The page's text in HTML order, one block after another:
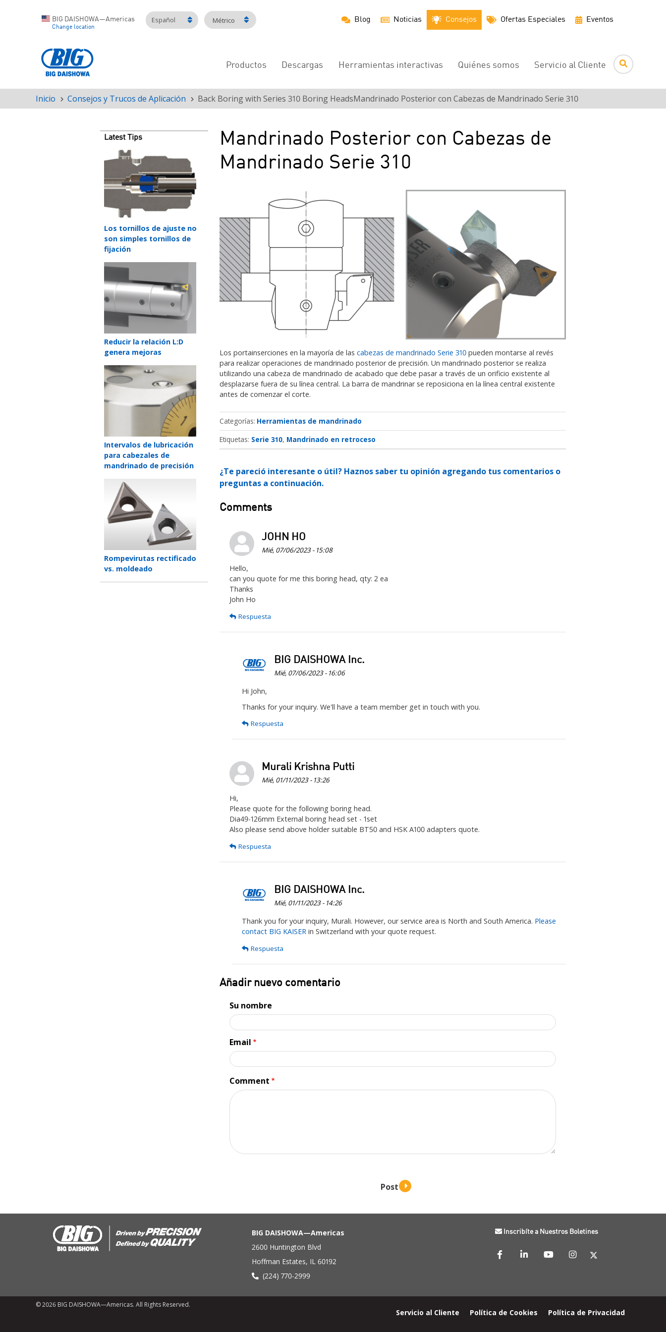
BIG DAISHOWA—Americas
Change location
Español Métrico Blog Noticias Consejos Ofertas Especiales Eventos
Navegación
Productos Descargas Herramientas interactivas Quiénes somos Servicio al Cliente
Ruta
de
Inicio Consejos y Trucos de Aplicación Back Boring with Series 310 Boring HeadsMandrinado Posterior con Cabezas de Mandrinado Serie 310
Latest Tips
Teaser
Teaser
title
Los tornillos de ajuste no
son simples tornillos de
fijación
Teaser
image
Teaser
title
Reducir la relación L:D
genera mejoras
Teaser
image
Teaser
title
Intervalos de lubricación
para cabezales de
mandrinado de precisión
Teaser
image
Teaser
title
Rompevirutas rectificado
vs. moldeado
Mandrinado Posterior con Cabezas de
Mandrinado Serie 310
Los portainserciones en la mayoría de las cabezas de mandrinado Serie 310pueden montarse al revés
para realizar operaciones de mandrinado posterior de precisión. Un mandrinado posterior se realiza
utilizando una cabeza de mandrinado de acabado que debe pasar a través de un orificio existente al
desplazarse fuera de su línea central. La barra de mandrinar se reposiciona en la línea central existente
antes de comenzar el corte.
Categorías Herramientas de mandrinado
Etiquetas: Serie 310 Mandrinado en retroceso
¿Te pareció interesante o útil? Haznos saber tu opinión agregando tus comentarios o
preguntas a continuación.
Comments
JOHN HO
Mié, 07/06/2023 - 15:08
Hello,
can you quote for me this boring head, qty: 2 ea
Thanks
John Ho
Respuesta
BIG DAISHOWA Inc.
Mié, 07/06/2023 - 16:06
En
respuesta
Hello,
can
quote
for
me…
JOHN
HO
Hi John,
Thanks for your inquiry. We'll have a team member get in touch with you.
Respuesta
Murali Krishna Putti
Mié, 01/11/2023 - 13:26
Hi,
Please quote for the following boring head.
Dia49-126mm External boring head set - 1set
Also please send above holder suitable BT50 and HSK A100 adapters quote.
Respuesta
BIG DAISHOWA Inc.
Mié, 01/11/2023 - 14:26
En
respuesta
a
quote
the…
por
Murali
Krishna
Putti
Thank you for your inquiry, Murali. However, our service area is North and South America. Please
contact BIG KAISERin Switzerland with your quote request.
Respuesta
Añadir nuevo comentario
Su nombre
Email
Comment
BIG DAISHOWA—Americas
2600 Huntington Blvd
Hoffman Estates, IL 60192
(224) 770-2999
Inscribíte a Nuestros Boletines
© 2026 BIG DAISHOWA—Americas. All Rights Reserved.
Servicio al Cliente Política de Cookies Política de Privacidad